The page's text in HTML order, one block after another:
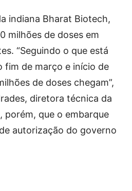
indiana Bharat Biotech,
milhões de doses em
“Seguindo o que está
fim de março e início de
de doses chegam”,
diretora técnica da
porém, que o embarque
autorização do governo